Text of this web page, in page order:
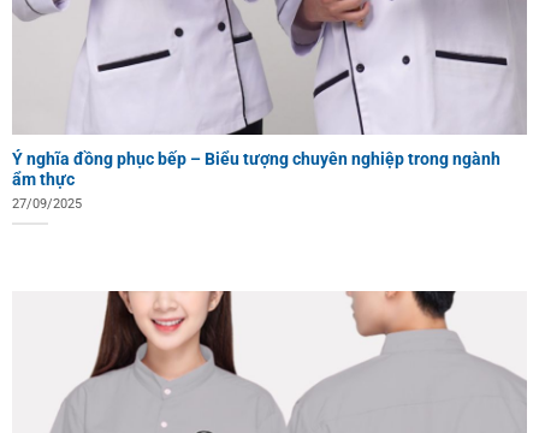
Ý nghĩa đồng phục bếp – Biểu tượng chuyên nghiệp trong ngành
ẩm thực
27/09/2025